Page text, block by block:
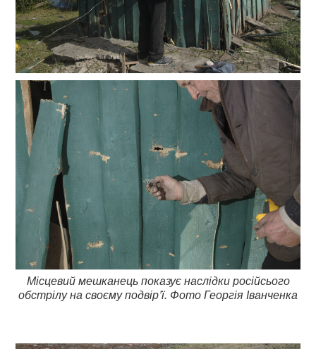
Місцевий мешканець показує наслідки російсього
обстрілу на своєму подвір’ї. Фото Георгія Іванченка